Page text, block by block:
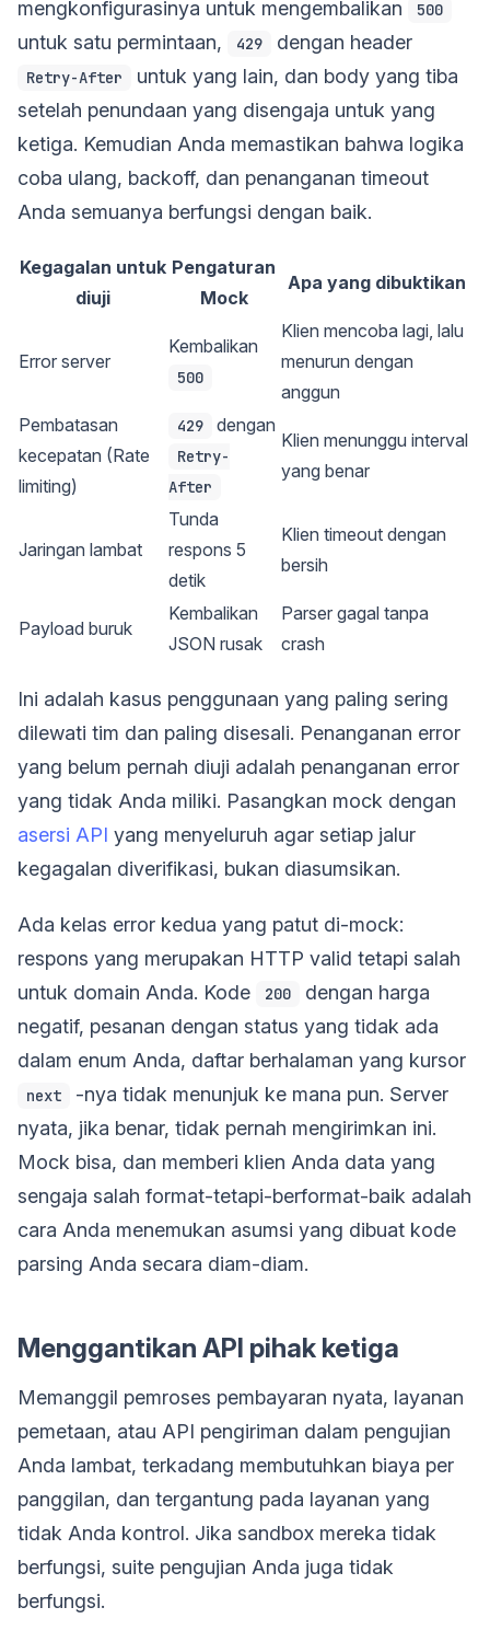
mengkonfigurasinya untuk mengembalikan 500
untuk satu permintaan, 429 dengan header
Retry-After
untuk yang lain, dan body yang tiba
setelah penundaan yang disengaja untuk yang
ketiga. Kemudian Anda memastikan bahwa logika
coba ulang, backoff, dan penanganan timeout
Anda semuanya berfungsi dengan baik.
Kegagalan untuk
diuji
Pengaturan
Mock
Apa yang dibuktikan
Error server
Kembalikan
500
Klien mencoba lagi, lalu
menurun dengan
anggun
Pembatasan
kecepatan (Rate
limiting)
429 dengan
Retry-
After
Klien menunggu interval
yang benar
Jaringan lambat
Tunda
respons 5
detik
Klien timeout dengan
bersih
Payload buruk
Kembalikan
JSON rusak
Parser gagal tanpa
crash
Ini adalah kasus penggunaan yang paling sering
dilewati tim dan paling disesali. Penanganan error
yang belum pernah diuji adalah penanganan error
yang tidak Anda miliki. Pasangkan mock dengan
asersi API yang menyeluruh agar setiap jalur
kegagalan diverifikasi, bukan diasumsikan.
Ada kelas error kedua yang patut di-mock:
respons yang merupakan HTTP valid tetapi salah
untuk domain Anda. Kode
200
dengan harga
negatif, pesanan dengan status yang tidak ada
dalam enum Anda, daftar berhalaman yang kursor
next
-nya tidak menunjuk ke mana pun. Server
nyata, jika benar, tidak pernah mengirimkan ini.
Mock bisa, dan memberi klien Anda data yang
sengaja salah format-tetapi-berformat-baik adalah
cara Anda menemukan asumsi yang dibuat kode
parsing Anda secara diam-diam.
Menggantikan API pihak ketiga
Memanggil pemroses pembayaran nyata, layanan
pemetaan, atau API pengiriman dalam pengujian
Anda lambat, terkadang membutuhkan biaya per
panggilan, dan tergantung pada layanan yang
tidak Anda kontrol. Jika sandbox mereka tidak
berfungsi, suite pengujian Anda juga tidak
berfungsi.